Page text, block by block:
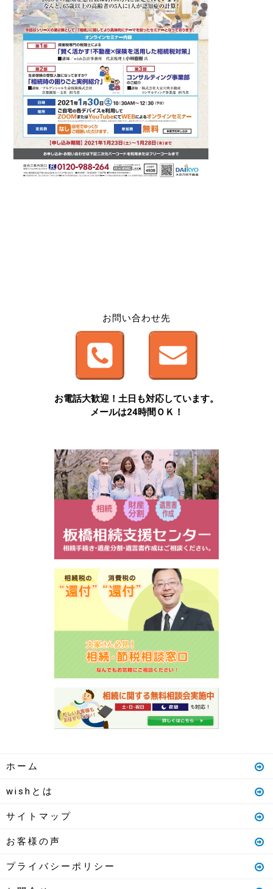
お問い合わせ先
お電話大歓迎！土日も対応しています。
メールは24時間ＯＫ！
ホーム
wishとは
サイトマップ
お客様の声
プライバシーポリシー